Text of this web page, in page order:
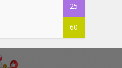
25
60